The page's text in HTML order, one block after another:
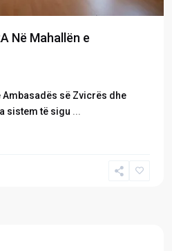
Në Mahallën e
së Zvicrës dhe
sistem të sigu ...